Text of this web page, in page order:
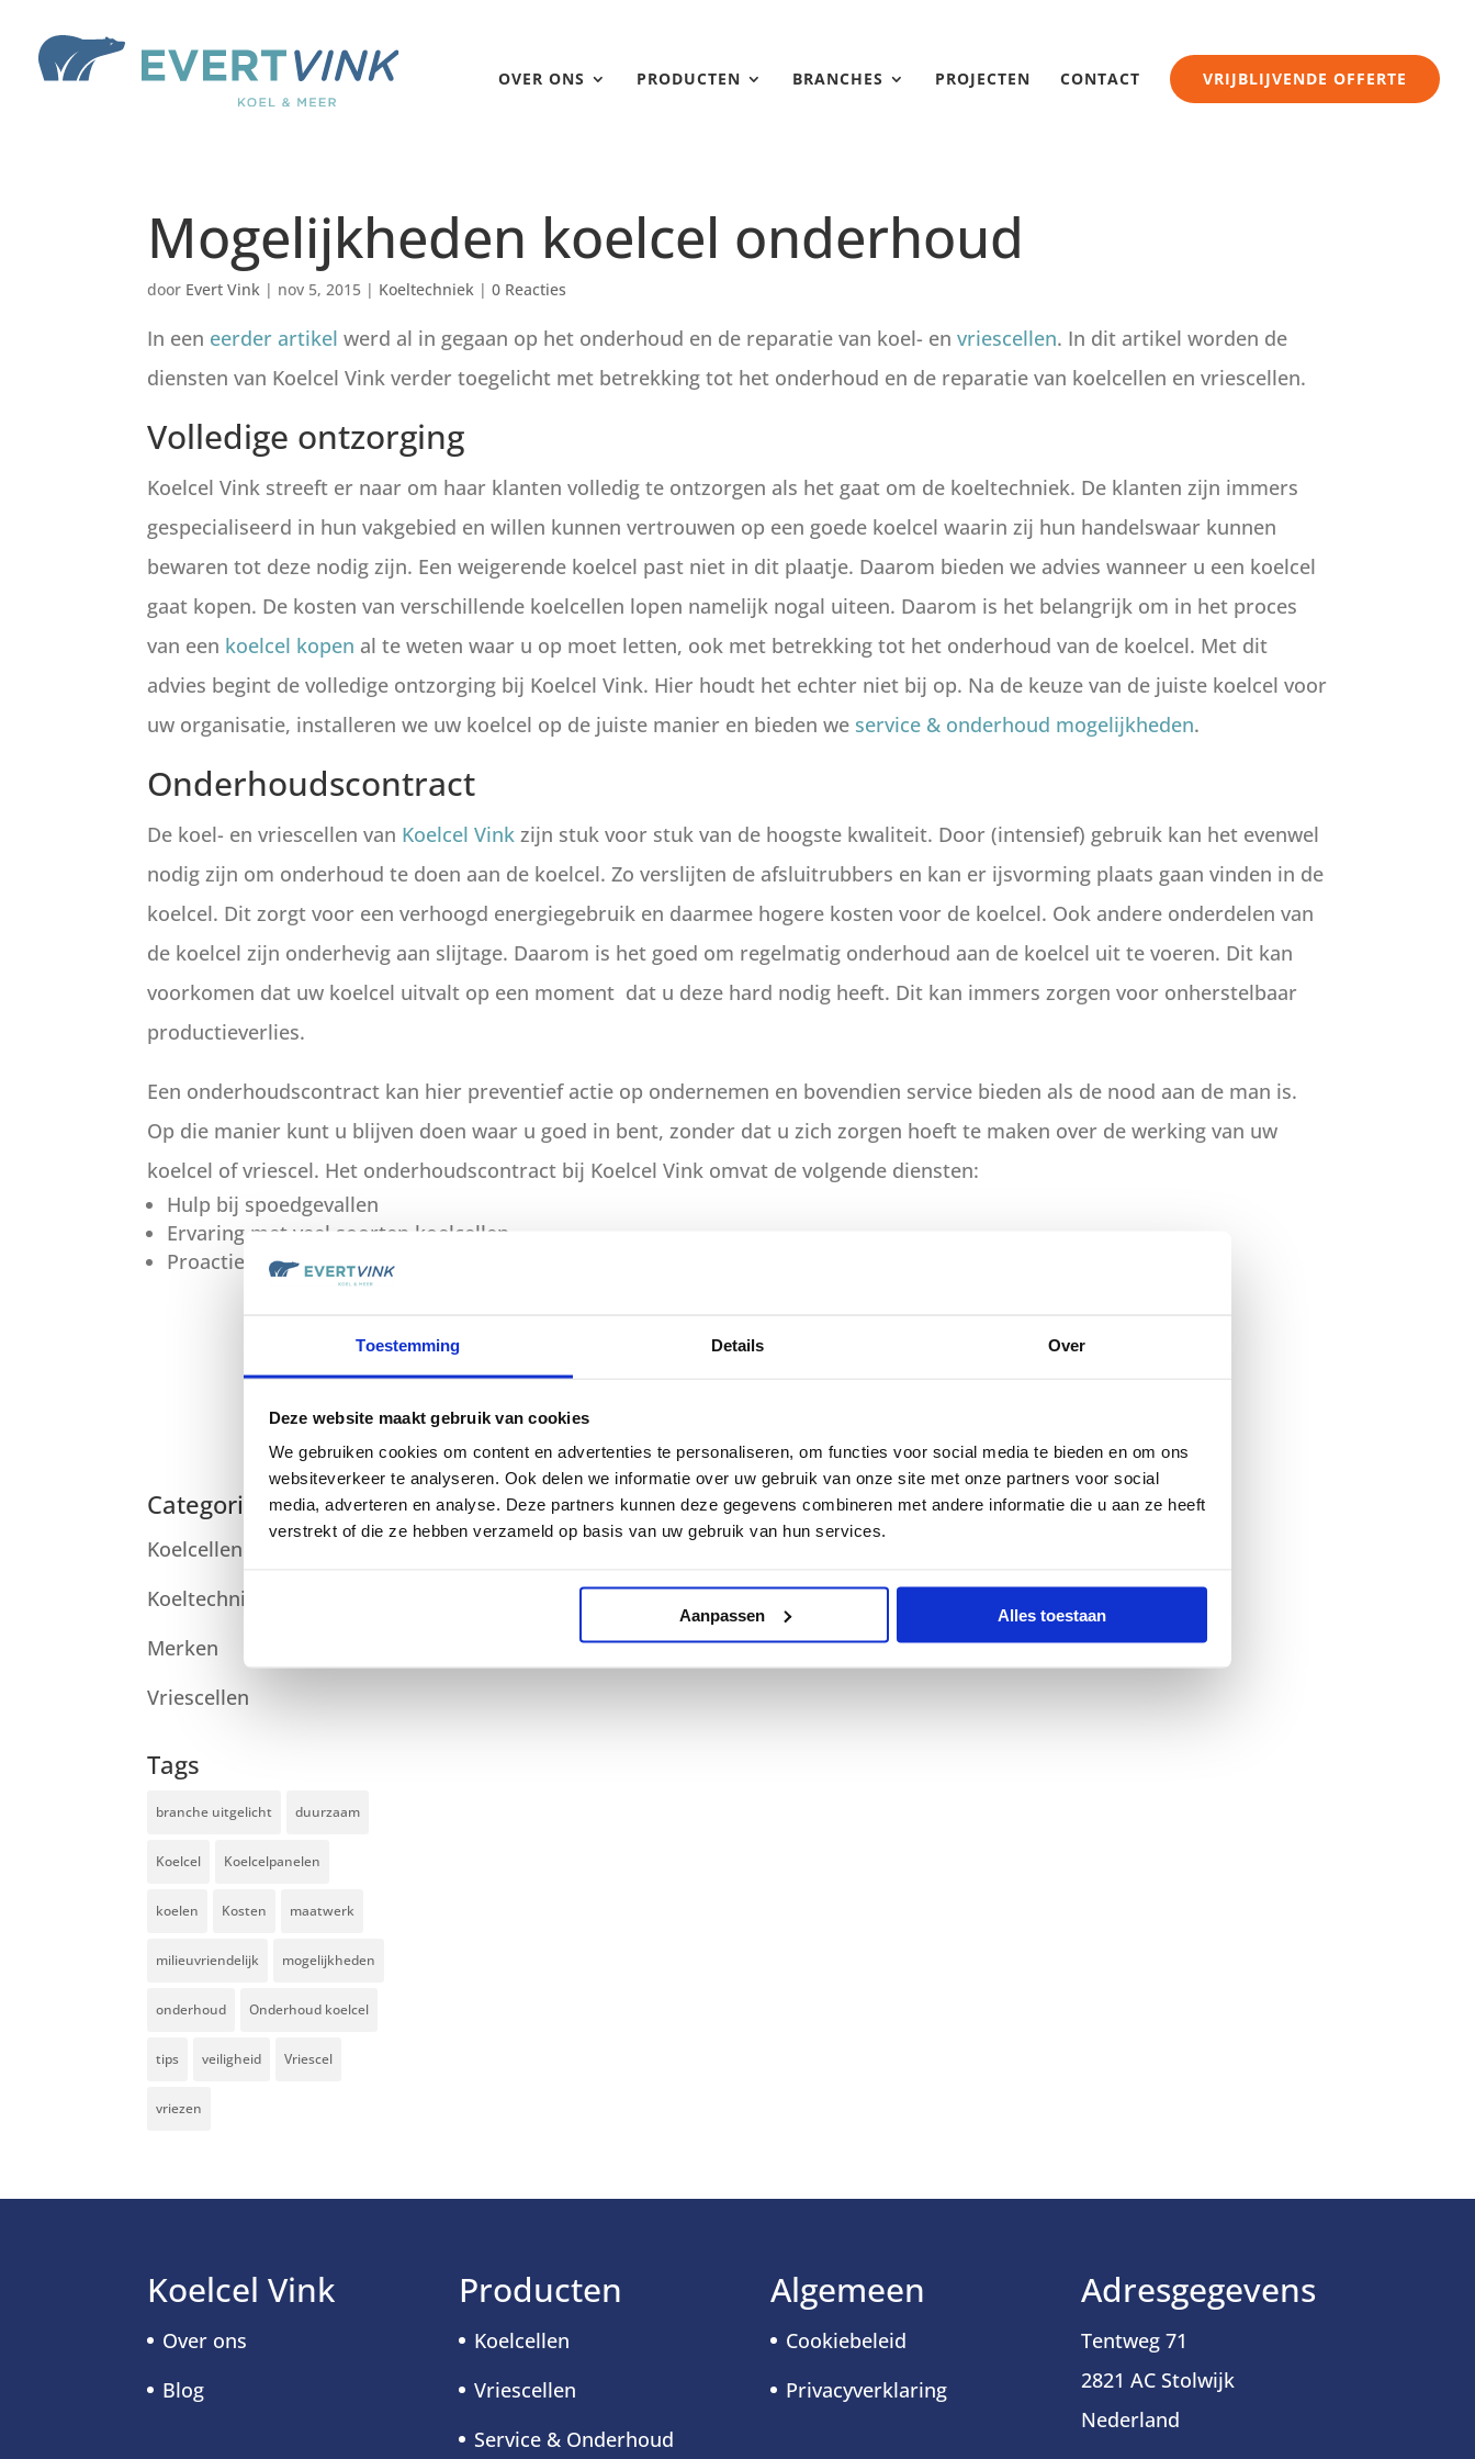
Toestemming Details Over
Deze website maakt gebruik van cookies
We gebruiken cookies om content en advertenties te personaliseren, om functies voor social media te bieden en om ons
websiteverkeer te analyseren. Ook delen we informatie over uw gebruik van onze site met onze partners voor social
media, adverteren en analyse. Deze partners kunnen deze gegevens combineren met andere informatie die u aan ze heeft
verstrekt of die ze hebben verzameld op basis van uw gebruik van hun services.
Aanpassen Alles toestaan
OVER ONS PRODUCTEN BRANCHES PROJECTEN CONTACT VRIJBLIJVENDE OFFERTE
Mogelijkheden koelcel onderhoud
door Evert Vink | nov 5, 2015 | Koeltechniek |0 Reacties
In een eerder artikel werd al in gegaan op het onderhoud en de reparatie van koel- envriescellen. In dit artikel worden de
diensten van Koelcel Vink verder toegelicht met betrekking tot het onderhoud en de reparatie van koelcellen en vriescellen.
Volledige ontzorging
Koelcel Vink streeft er naar om haar klanten volledig te ontzorgen als het gaat om de koeltechniek. De klanten zijn immers
gespecialiseerd in hun vakgebied en willen kunnen vertrouwen op een goede koelcel waarin zij hun handelswaar kunnen
bewaren tot deze nodig zijn. Een weigerende koelcel past niet in dit plaatje. Daarom bieden we advies wanneer u een koelcel
gaat kopen. De kosten van verschillende koelcellen lopen namelijk nogal uiteen. Daarom is het belangrijk om in het proces
van een koelcel kopen al te weten waar u op moet letten, ook met betrekking tot het onderhoud van de koelcel. Met dit
advies begint de volledige ontzorging bij Koelcel Vink. Hier houdt het echter niet bij op. Na de keuze van de juiste koelcel voor
uw organisatie, installeren we uw koelcel op de juiste manier en bieden we service & onderhoud mogelijkheden.
Onderhoudscontract
De koel- en vriescellen van Koelcel Vink zijn stuk voor stuk van de hoogste kwaliteit. Door (intensief) gebruik kan het evenwel
nodig zijn om onderhoud te doen aan de koelcel. Zo verslijten de afsluitrubbers en kan er ijsvorming plaats gaan vinden in de
koelcel. Dit zorgt voor een verhoogd energiegebruik en daarmee hogere kosten voor de koelcel. Ook andere onderdelen van
de koelcel zijn onderhevig aan slijtage. Daarom is het goed om regelmatig onderhoud aan de koelcel uit te voeren. Dit kan
voorkomen dat uw koelcel uitvalt op een moment dat u deze hard nodig heeft. Dit kan immers zorgen voor onherstelbaar
productieverlies.
Een onderhoudscontract kan hier preventief actie op ondernemen en bovendien service bieden als de nood aan de man is.
Op die manier kunt u blijven doen waar u goed in bent, zonder dat u zich zorgen hoeft te maken over de werking van uw
koelcel of vriescel. Het onderhoudscontract bij Koelcel Vink omvat de volgende diensten:
Hulp bij spoedgevallen
Ervaring met veel soorten koelcellen
Proactieve aanwezigheid
Categorieën
Koelcellen
Koeltechniek
Merken
Vriescellen
Tags
branche uitgelicht duurzaam
Koelcel Koelcelpanelen
koelen Kosten maatwerk
milieuvriendelijk mogelijkheden
onderhoud Onderhoud koelcel
tips veiligheid Vriescel
vriezen
Koelcel Vink
Over ons
Blog
Producten
Koelcellen
Vriescellen
Service & Onderhoud
Algemeen
Cookiebeleid
Privacyverklaring
Adresgegevens
Tentweg 71
2821 AC Stolwijk
Nederland